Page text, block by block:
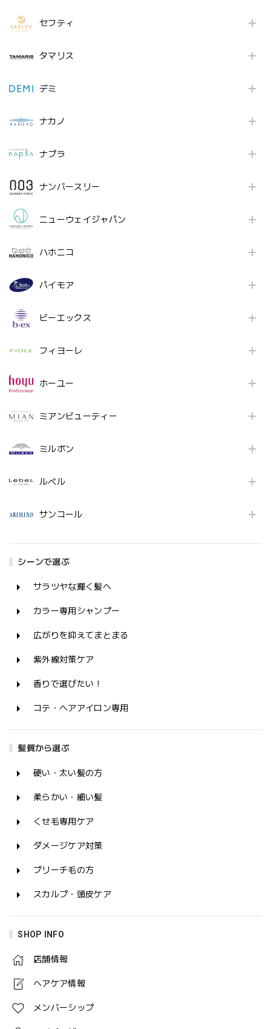
セフティ
タマリス
デミ
ナカノ
ナプラ
ナンバースリー
ニューウェイジャパン
ハホニコ
パイモア
ビーエックス
フィヨーレ
ホーユー
ミアンビューティー
ミルボン
ルベル
サンコール
シーンで選ぶ
サラツヤな輝く髪へ
カラー専用シャンプー
広がりを抑えてまとまる
紫外線対策ケア
香りで選びたい！
コテ・ヘアアイロン専用
髪質から選ぶ
硬い・太い髪の方
柔らかい・細い髪
くせ毛専用ケア
ダメージケア対策
ブリーチ毛の方
スカルプ・頭皮ケア
SHOP INFO
店舗情報
ヘアケア情報
メンバーシップ